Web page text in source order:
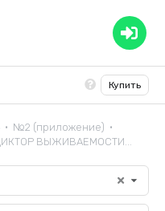
Купить
• №2 (приложение) •
ВЫЖИВАЕМОСТИ...